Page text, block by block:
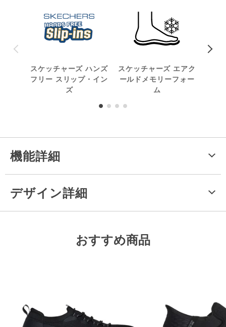
スケッチャーズ ハンズ
フリー スリップ・イン
ズ
スケッチャーズ エアク
ールドメモリーフォー
ム
機能詳細
デザイン詳細
おすすめ商品